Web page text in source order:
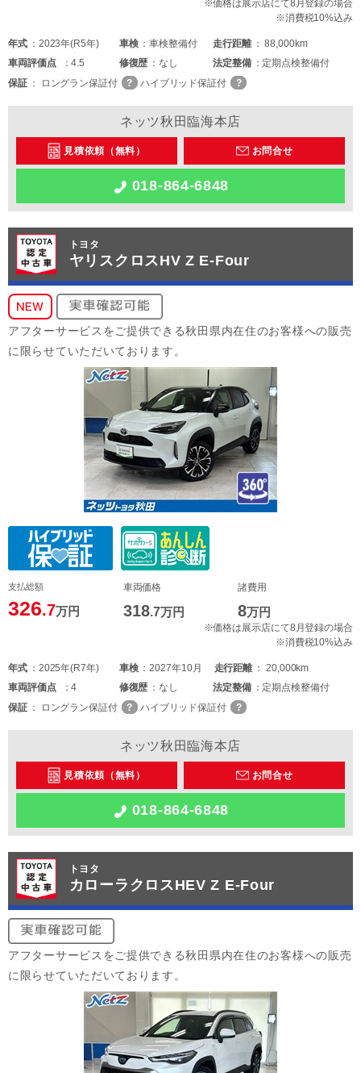
※価格は展示店にて8月登録の場合
※消費税10%込み
年式 2023年(R5年) 車検 車検整備付 走行距離
88,000km
車両評価点 4.5 修復歴 なし 法定整備
定期点検整備付
保証
ロングラン保証付 ハイブリッド保証付
ネッツ秋田臨海本店
見積依頼（無料） お問合せ
018-864-6848
トヨタ
ヤリスクロスHV Z E-Four
アフターサービスをご提供できる秋田県内在住のお客様への販売
に限らせていただいております。
支払総額
326.7万円
車両価格
318.7万円
諸費用
8万円
※価格は展示店にて8月登録の場合
※消費税10%込み
年式 2025年(R7年) 車検 2027年10月 走行距離
20,000km
車両評価点 4 修復歴 なし 法定整備
定期点検整備付
保証
ロングラン保証付 ハイブリッド保証付
ネッツ秋田臨海本店
見積依頼（無料） お問合せ
018-864-6848
トヨタ
カローラクロスHEV Z E-Four
アフターサービスをご提供できる秋田県内在住のお客様への販売
に限らせていただいております。